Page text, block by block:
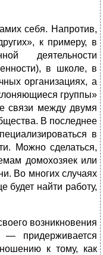
себя. Напротив,
к примеру, в
деятельности
в школе, в
организациях, а
группы»
связи между двумя
В последнее
в
Можно сделаться,
домохозяек или
Во многих случаях
будет найти работу,
возникновения
придерживается
к тому, как